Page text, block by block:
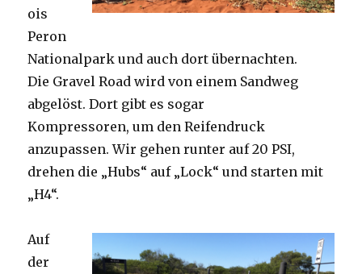
ois
Peron
Nationalpark und auch dort übernachten.
Die Gravel Road wird von einem Sandweg
abgelöst. Dort gibt es sogar
Kompressoren, um den Reifendruck
anzupassen. Wir gehen runter auf 20 PSI,
drehen die „Hubs“ auf „Lock“ und starten mit
„H4“.
Auf
der